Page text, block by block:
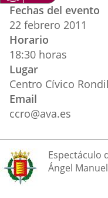
del
evento
Fechas del evento
22 febrero 2011
Horario
18:30 horas
Lugar
Centro Cívico
Email
ccro@ava.es
DescripciónEspectáculo
Ángel